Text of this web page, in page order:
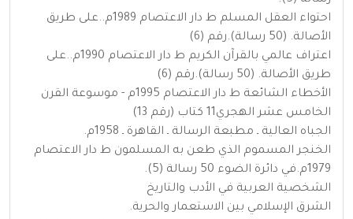
احتواء العقل المسلم ط دار الاعتصام 1989م..على طريق
الأصالة. (50 رسالة).رقم (6)
اعتراف عالمي بالقرآن الكريم ط دار الاعتصام 1990م..على
طريق الأصالة. (50 رسالة).رقم (6)
الأخطاء الشائعة ط دار الاعتصام 1995م - موسوعة القرن
الخامس عشر الهجري11 كتاب (رقم 13)
الجباه العالية ـ مطبعة الرسالة ـ القاهرة ـ 1958م.
الخنجر المسموم الذي طعن به المسلمون ط دار الاعتصام
1979م.في دائرة الضوء 50 رسالة (5).
الشخصية العربية في الأدب والتاريخ
الشرق الإسلامي بين الاستعمار والحرية.